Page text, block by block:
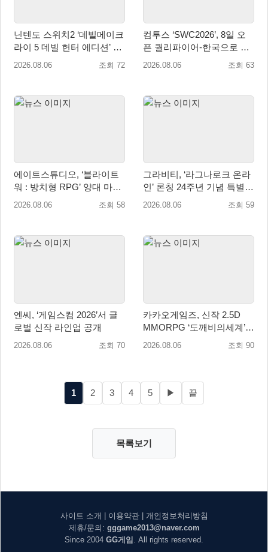
닌텐도 스위치2 ‘데빌메이크
라이 5 데빌 헌터 에디션’ 패
키지 제품 8월 7일 예약판매
2026.08.06 조회 72
컴투스 ‘SWC2026’, 8일 오
픈 퀄리파이어-한국으로 시
즌 개막!
2026.08.06 조회 63
에이트스튜디오, ‘블라이트
워 : 방치형 RPG’ 양대 마켓
인기 순위 1위 달성
2026.08.06 조회 58
그라비티, ‘라그나로크 온라
인’ 론칭 24주년 기념 특별
감사 축제 실시!
2026.08.06 조회 59
엔씨, ‘게임스컴 2026’서 글
로벌 신작 라인업 공개
2026.08.06 조회 70
카카오게임즈, 신작 2.5D
MMORPG ‘도깨비의세계’
천만 배우 박지훈 광고 모델
2026.08.06 조회 90
1 2 3 4 5 ▶ 끝
목록보기
사이트 소개 | 이용약관| 개인정보처리방침
제휴/문의: gggame2013@naver.com
Since 2004 GG게임 . All rights reserved.